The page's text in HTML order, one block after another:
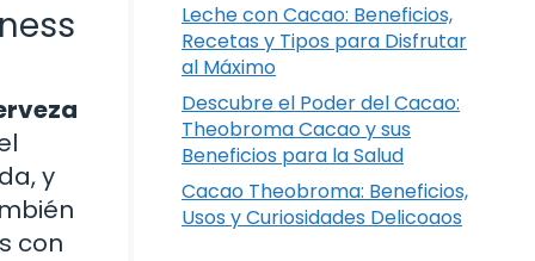
y
con
Leche con Cacao: Beneficios,
Recetas y Tipos para Disfrutar
al Máximo
Descubre el Poder del Cacao:
Theobroma Cacao y sus
Beneficios para la Salud
Cacao Theobroma: Beneficios,
Usos y Curiosidades Delicoaos